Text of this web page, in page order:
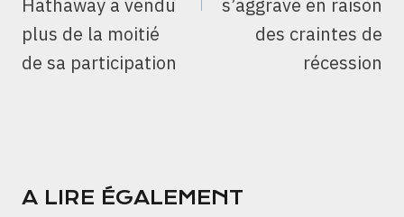
Hathaway a vendu
plus de la moitié
de sa participation
s’aggrave en raison
des craintes de
récession
A LIRE ÉGALEMENT